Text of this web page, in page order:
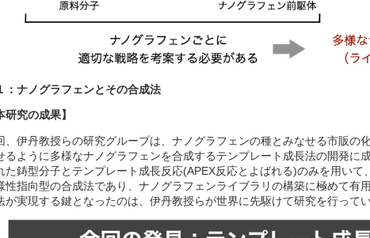
：ナノグラフェンとその合成法
研究の成果】
、伊丹教授らの研究グループは、ナノグラフェンの種とみなせる市販の
るように多様なナノグラフェンを合成するテンプレート成長法の開発に
た鋳型分子とテンプレート成長反応(APEX反応とよばれる)のみを用いて
性指向型の合成法であり、ナノグラフェンライブラリの構築に極めて有
が実現する鍵となったのは、伊丹教授らが世界に先駆けて研究を行って